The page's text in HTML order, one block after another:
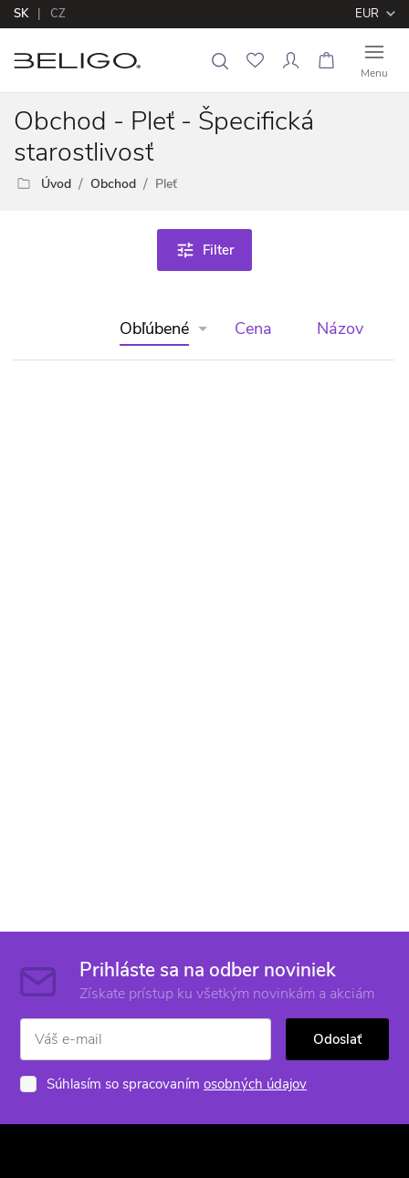
SK CZ EUR
Menu
Obchod - Pleť - Špecifická
starostlivosť
Úvod Obchod Pleť
tune Filter
Obľúbené Cena Názov
Prihláste sa na odber noviniek
Získate prístup ku všetkým novinkám a akciám
Odoslať
Súhlasím so spracovaním osobných údajov